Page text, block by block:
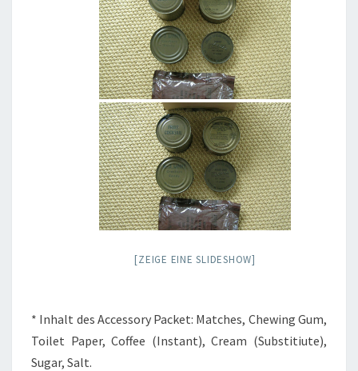
[ZEIGE EINE SLIDESHOW]
* Inhalt des Accessory Packet: Matches, Chewing Gum,
Toilet Paper, Coffee (Instant), Cream (Substitiute),
Sugar, Salt.